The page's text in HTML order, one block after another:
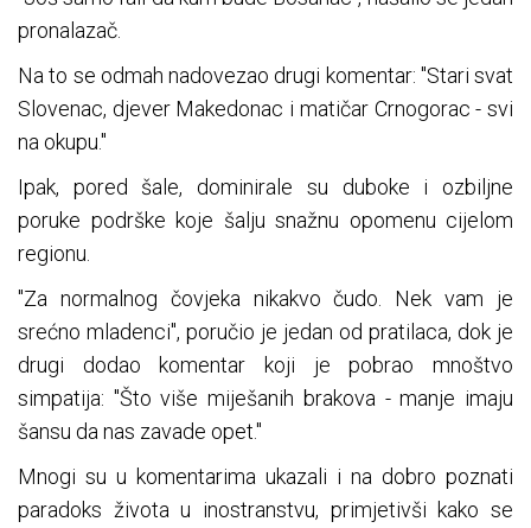
pronalazač.
Na to se odmah nadovezao drugi komentar: "Stari svat
Slovenac, djever Makedonac i matičar Crnogorac - svi
na okupu."
Ipak, pored šale, dominirale su duboke i ozbiljne
poruke podrške koje šalju snažnu opomenu cijelom
regionu.
"Za normalnog čovjeka nikakvo čudo. Nek vam je
srećno mladenci", poručio je jedan od pratilaca, dok je
drugi dodao komentar koji je pobrao mnoštvo
simpatija: "Što više miješanih brakova - manje imaju
šansu da nas zavade opet."
Mnogi su u komentarima ukazali i na dobro poznati
paradoks života u inostranstvu, primjetivši kako se